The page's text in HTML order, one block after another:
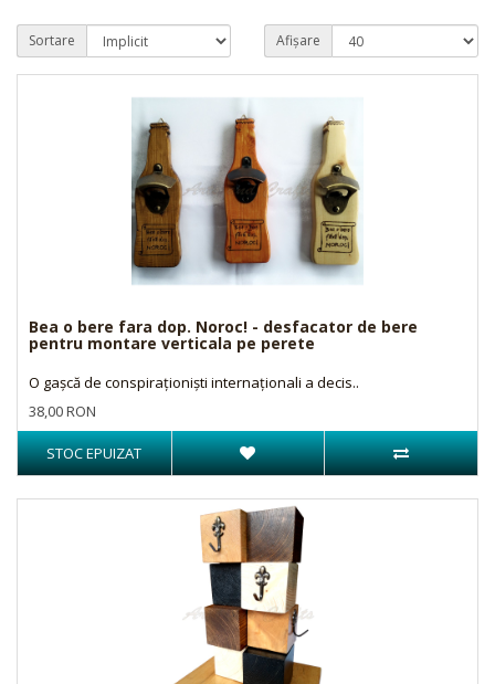
Sortare Afișare
Bea o bere fara dop. Noroc! - desfacator de bere
pentru montare verticala pe perete
O gașcă de conspiraționiști internaționali a decis..
38,00 RON
STOC EPUIZAT